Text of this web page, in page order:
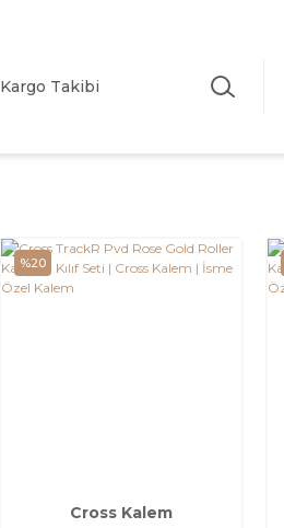
Kargo Takibi
%20
Cross Kalem